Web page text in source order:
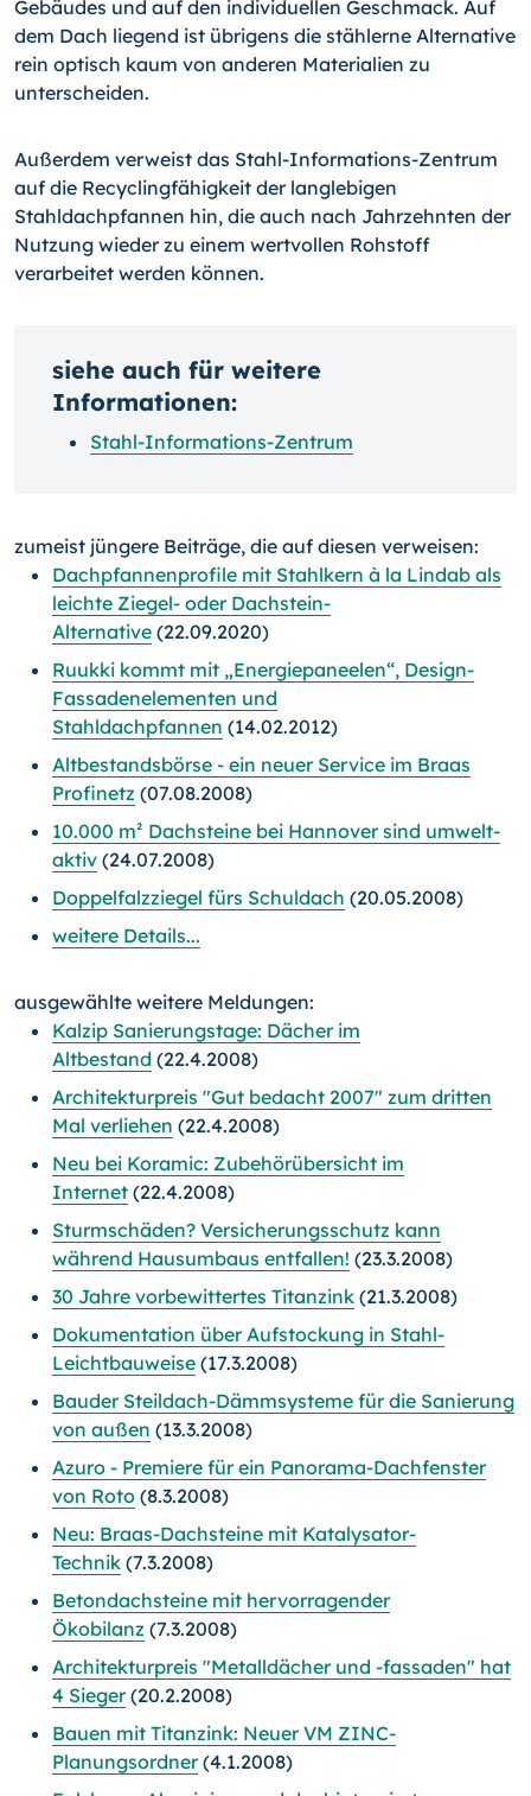
Gebäudes und auf den individuellen Geschmack. Auf
dem Dach liegend ist übrigens die stählerne Alternative
rein optisch kaum von anderen Materialien zu
unterscheiden.
Außerdem verweist das Stahl-Informations-Zentrum
auf die Recyclingfähigkeit der langlebigen
Stahldachpfannen hin, die auch nach Jahrzehnten der
Nutzung wieder zu einem wertvollen Rohstoff
verarbeitet werden können.
siehe auch für weitere
Informationen:
Stahl-Informations-Zentrum
zumeist jüngere Beiträge, die auf diesen verweisen:
Dachpfannenprofile mit Stahlkern à la Lindab als
leichte Ziegel- oder Dachstein-
Alternative (22.09.2020)
Ruukki kommt mit „Energiepaneelen“, Design-
Fassadenelementen und
Stahldachpfannen (14.02.2012)
Altbestandsbörse - ein neuer Service im Braas
Profinetz (07.08.2008)
10.000 m² Dachsteine bei Hannover sind umwelt-
aktiv (24.07.2008)
Doppelfalzziegel fürs Schuldach (20.05.2008)
weitere Details...
ausgewählte weitere Meldungen:
Kalzip Sanierungstage: Dächer im
Altbestand (22.4.2008)
Architekturpreis "Gut bedacht 2007" zum dritten
Mal verliehen (22.4.2008)
Neu bei Koramic: Zubehörübersicht im
Internet (22.4.2008)
Sturmschäden? Versicherungsschutz kann
während Hausumbaus entfallen! (23.3.2008)
30 Jahre vorbewittertes Titanzink (21.3.2008)
Dokumentation über Aufstockung in Stahl-
Leichtbauweise (17.3.2008)
Bauder Steildach-Dämmsysteme für die Sanierung
von außen (13.3.2008)
Azuro - Premiere für ein Panorama-Dachfenster
von Roto (8.3.2008)
Neu: Braas-Dachsteine mit Katalysator-
Technik (7.3.2008)
Betondachsteine mit hervorragender
Ökobilanz (7.3.2008)
Architekturpreis "Metalldächer und -fassaden" hat
4 Sieger(20.2.2008)
Bauen mit Titanzink: Neuer VM ZINC-
Planungsordner(4.1.2008)